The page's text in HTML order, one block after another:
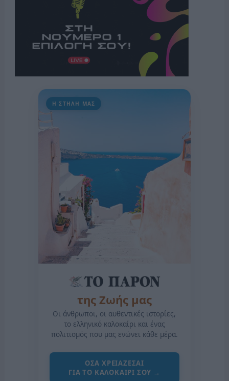
Η ΣΤΗΛΗ ΜΑΣ
της Ζωής μας
Οι άνθρωποι, οι αυθεντικές ιστορίες,
το ελληνικό καλοκαίρι και ένας
πολιτισμός που μας ενώνει κάθε μέρα.
ΟΣΑ ΧΡΕΙΑΖΕΣΑΙ
ΓΙΑ ΤΟ ΚΑΛΟΚΑΙΡΙ ΣΟΥ →